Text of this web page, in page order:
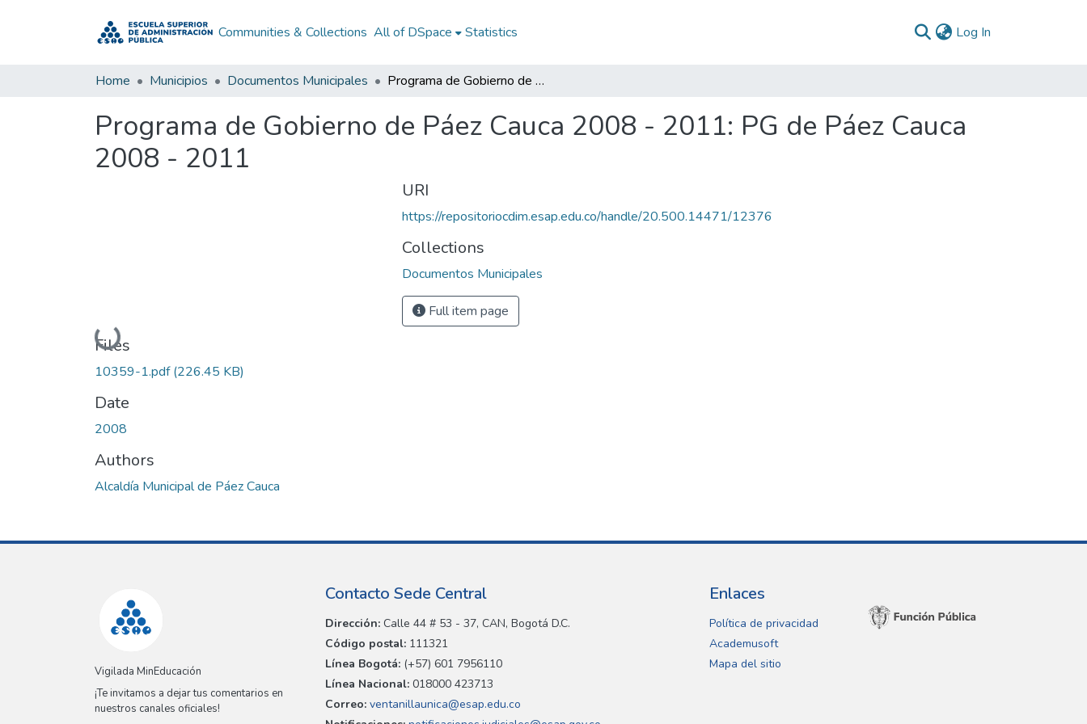
Communities & Collections All of DSpace Statistics Log In
Home Municipios Documentos Municipales Programa de Gobierno de Páez Cauca 2008 - 2011: PG de Páez Cauca 2008 - 2011
Programa de Gobierno de Páez Cauca 2008 - 2011: PG de Páez Cauca
2008 - 2011
Loading...
Files
10359-1.pdf(226.45 KB)
Date
2008
Authors
Alcaldía Municipal de Páez Cauca
URI
https://repositoriocdim.esap.edu.co/handle/20.500.14471/12376
Collections
Documentos Municipales
Full item page
Vigilada MinEducación
¡Te invitamos a dejar tus comentarios en
nuestros canales oficiales!
Contacto Sede Central
Dirección: Calle 44 # 53 - 37, CAN, Bogotá D.C.
Código postal: 111321
Línea Bogotá: (+57) 601 7956110
Línea Nacional: 018000 423713
Correo: ventanillaunica@esap.edu.co
Enlaces
Política de privacidad
Academusoft
Mapa del sitio